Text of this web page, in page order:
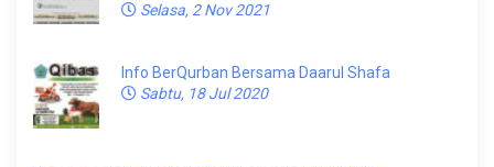
Selasa, 2 Nov 2021
Info BerQurban Bersama Daarul Shafa
Sabtu, 18 Jul 2020